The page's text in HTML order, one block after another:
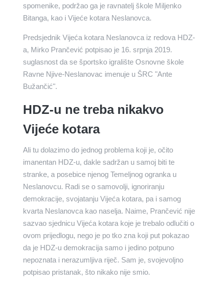
spomenike, podržao ga je ravnatelj škole Miljenko
Bitanga, kao i Vijeće kotara Neslanovca.
Predsjednik Vijeća kotara Neslanovca iz redova HDZ-
a, Mirko Prančević potpisao je 16. srpnja 2019.
suglasnost da se športsko igralište Osnovne škole
Ravne Njive-Neslanovac imenuje u ŠRC "Ante
Bužančić".
HDZ-u ne treba nikakvo
Vijeće kotara
Ali tu dolazimo do jednog problema koji je, očito
imanentan HDZ-u, dakle sadržan u samoj biti te
stranke, a posebice njenog Temeljnog ogranka u
Neslanovcu. Radi se o samovolji, ignoriranju
demokracije, svojatanju Vijeća kotara, pa i samog
kvarta Neslanovca kao naselja. Naime, Prančević nije
sazvao sjednicu Vijeća kotara koje je trebalo odlučiti o
ovom prijedlogu, nego je po tko zna koji put pokazao
da je HDZ-u demokracija samo i jedino potpuno
nepoznata i nerazumljiva riječ. Sam je, svojevoljno
potpisao pristanak, što nikako nije smio.